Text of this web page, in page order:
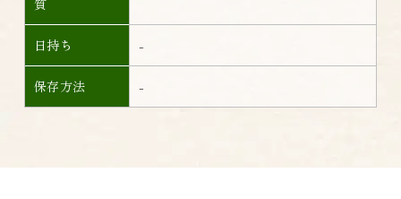
日持ち -
保存方法 -